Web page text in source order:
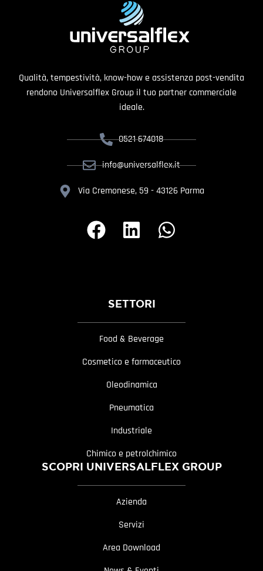
Qualità, tempestività, know-how e assistenza post-vendita
rendono Universalflex Group il tuo partner commerciale
ideale.
0521 674018
info@universalflex.it
Via Cremonese, 59 - 43126 Parma
SETTORI
Food & Beverage
Cosmetico e farmaceutico
Oleodinamica
Pneumatica
Industriale
Chimico e petrolchimico
SCOPRI UNIVERSALFLEX GROUP
Azienda
Servizi
Area Download